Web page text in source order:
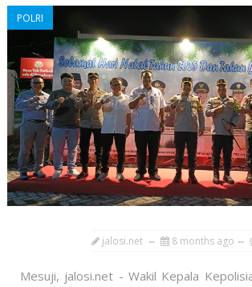
POLRI
jalosi.net 8 months ago
Mesuji, jalosi.net - Wakil Kepala